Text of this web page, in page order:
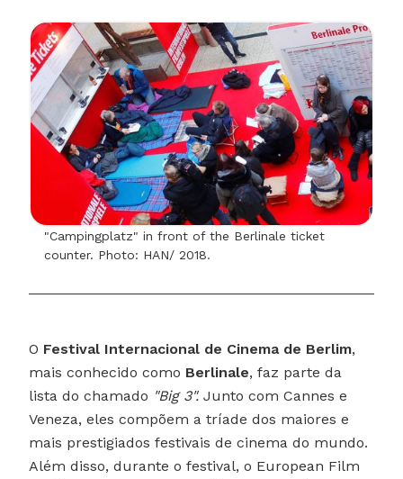
"Campingplatz" in front of the Berlinale ticket
counter. Photo: HAN/ 2018.
O Festival Internacional de Cinema de Berlim,
mais conhecido como Berlinale, faz parte da
lista do chamado "Big 3". Junto com Cannes e
Veneza, eles compõem a tríade dos maiores e
mais prestigiados festivais de cinema do mundo.
Além disso, durante o festival, o European Film